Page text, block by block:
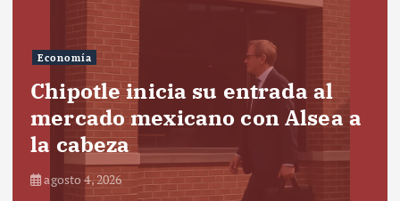
Economía
Chipotle inicia su entrada al
mercado mexicano con Alsea a
la cabeza
agosto 4, 2026